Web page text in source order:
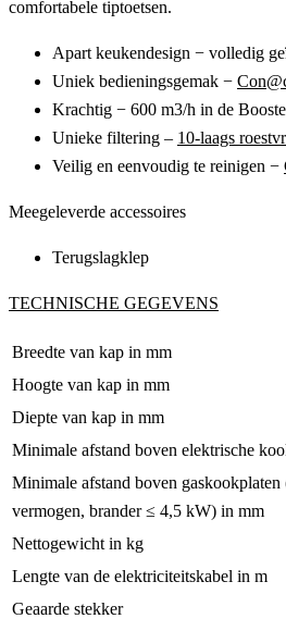
comfortabele tiptoetsen.
Apart keukendesign − volledig
Uniek bedieningsgemak −
Krachtig − 600 m3/h in de
Unieke filtering – 10-laags
Veilig en eenvoudig te reinigen −
Meegeleverde accessoires
Terugslagklep
TECHNISCHE GEGEVENS
Breedte van kap in mm
Hoogte van kap in mm
Diepte van kap in mm
Minimale afstand boven elektrische
Minimale afstand boven
vermogen, brander ≤ 4,5 kW) in mm
Nettogewicht in kg
Lengte van de elektriciteitskabel in m
Geaarde stekker